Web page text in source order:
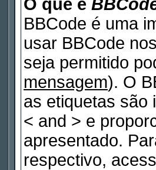
O que é
BBCode é uma
usar BBCode
seja permitido
mensagem). O
as etiquetas são
< and > e
apresentado.
respectivo,